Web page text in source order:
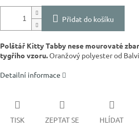
Přidat do košíku
Polštář Kitty Tabby nese mourovaté
tygřího vzoru.Oranžový polyester od
Detailní informace
TISK ZEPTAT SE HLÍDAT